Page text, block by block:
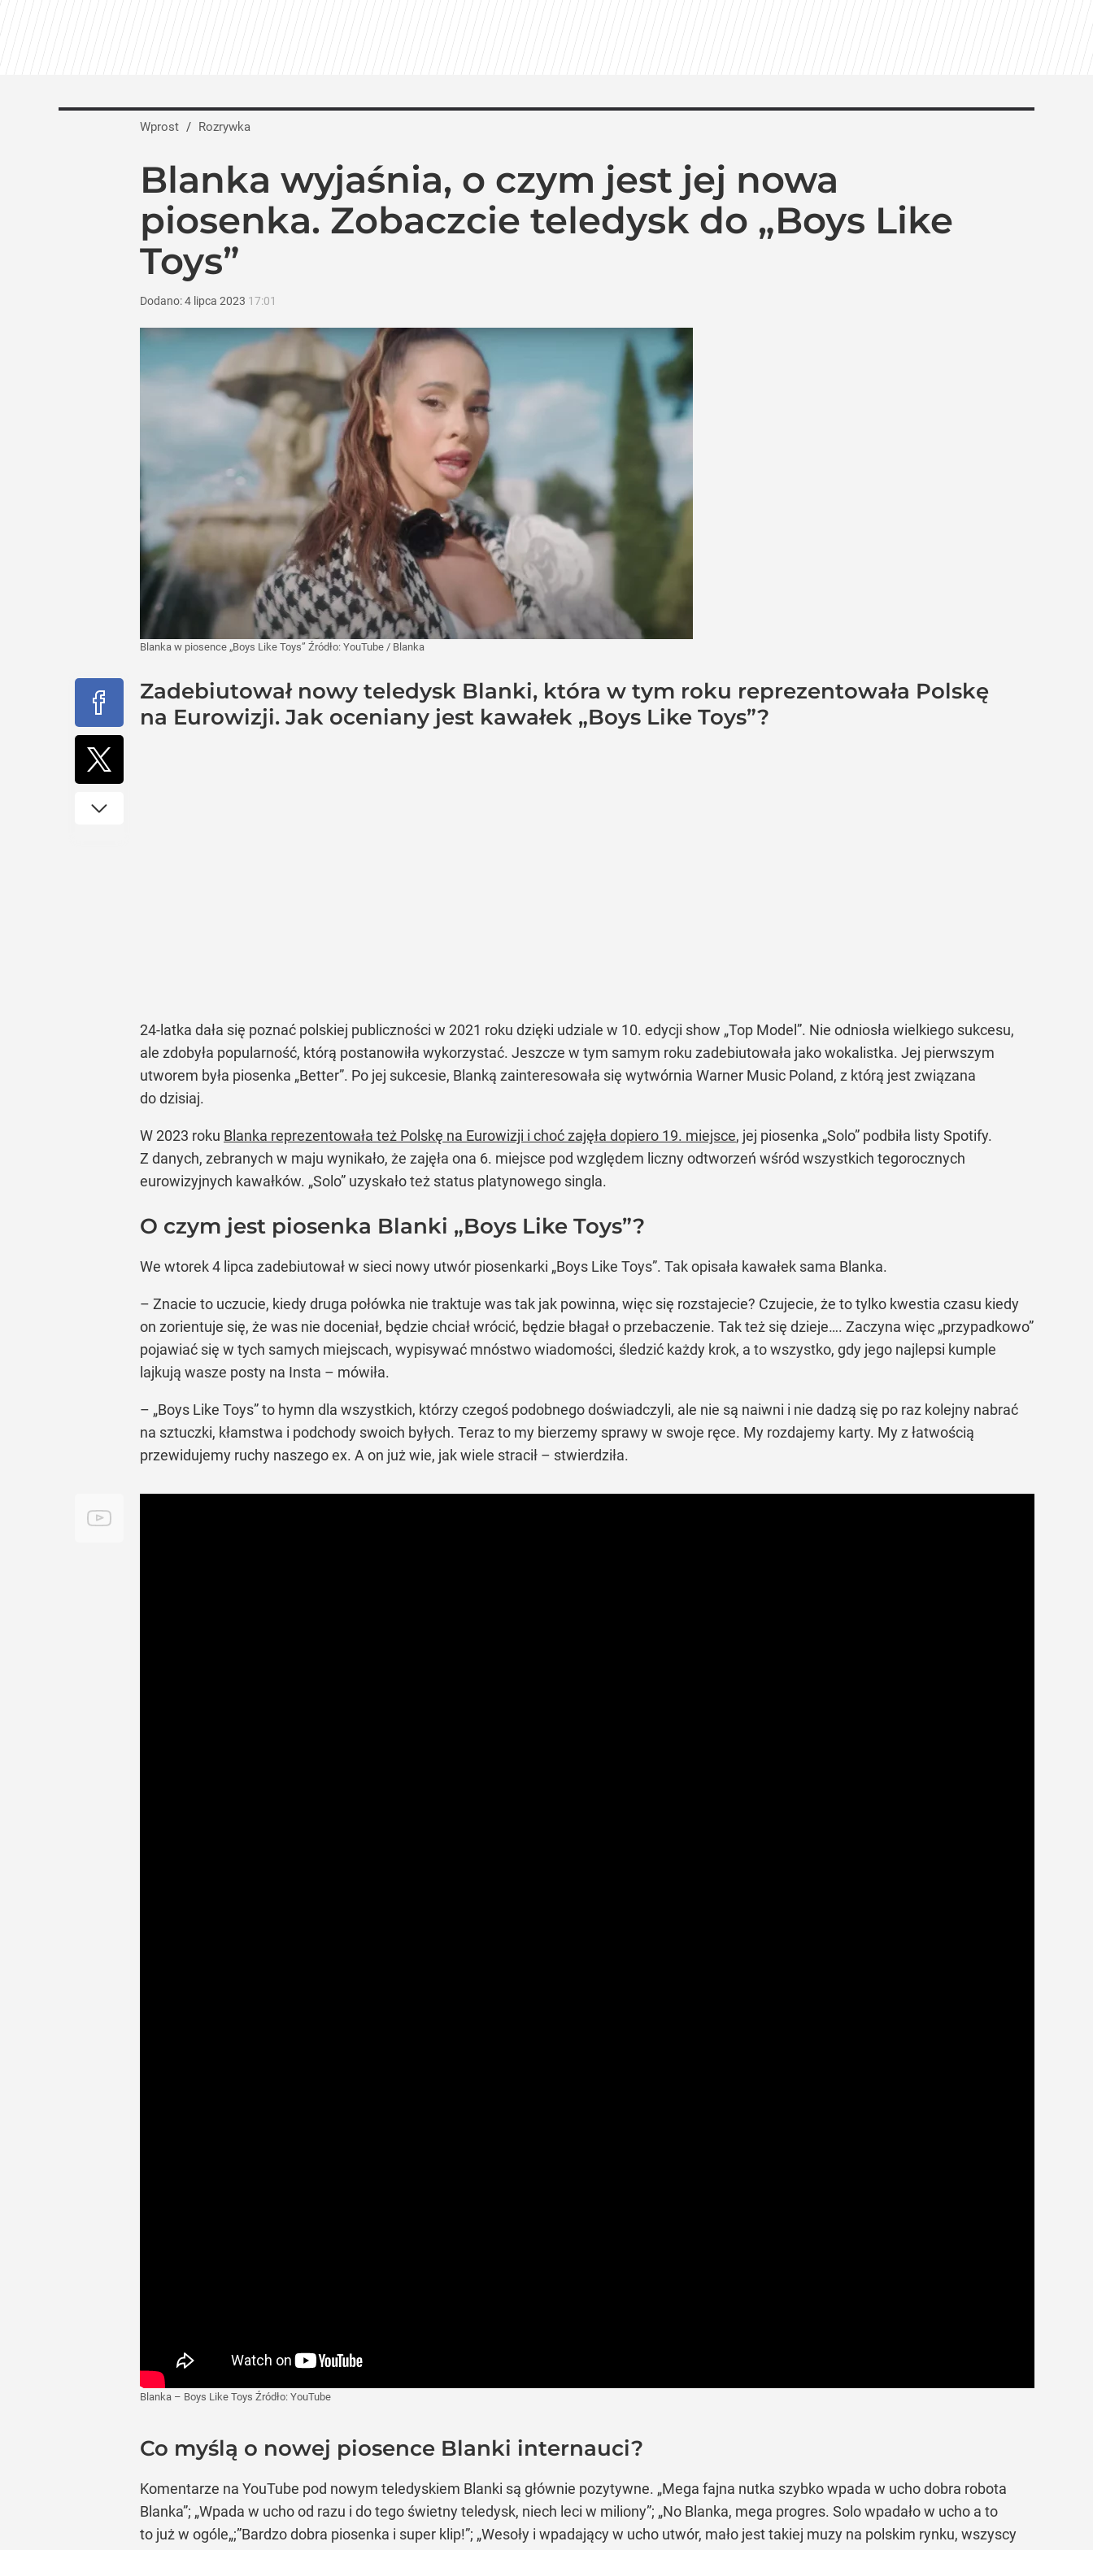
Wprost / Rozrywka
Blanka wyjaśnia, o czym jest jej nowa
piosenka. Zobaczcie teledysk do „Boys Like
Toys”
Dodano:4 lipca 2023 17:01
Blanka w piosence „Boys Like Toys” Źródło: YouTube / Blanka
Zadebiutował nowy teledysk Blanki, która w tym roku reprezentowała Polskę
na Eurowizji. Jak oceniany jest kawałek „Boys Like Toys”?
24-latka dała się poznać polskiej publiczności w 2021 roku dzięki udziale w 10. edycji show „Top Model”. Nie odniosła wielkiego sukcesu,
ale zdobyła popularność, którą postanowiła wykorzystać. Jeszcze w tym samym roku zadebiutowała jako wokalistka. Jej pierwszym
utworem była piosenka „Better”. Po jej sukcesie, Blanką zainteresowała się wytwórnia Warner Music Poland, z którą jest związana
do dzisiaj.
W 2023 roku Blanka reprezentowała też Polskę na Eurowizji i choć zajęła dopiero 19. miejsce, jej piosenka „Solo” podbiła listy Spotify.
Z danych, zebranych w maju wynikało, że zajęła ona 6. miejsce pod względem liczny odtworzeń wśród wszystkich tegorocznych
eurowizyjnych kawałków. „Solo” uzyskało też status platynowego singla.
O czym jest piosenka Blanki „Boys Like Toys”?
We wtorek 4 lipca zadebiutował w sieci nowy utwór piosenkarki „Boys Like Toys”. Tak opisała kawałek sama Blanka.
– Znacie to uczucie, kiedy druga połówka nie traktuje was tak jak powinna, więc się rozstajecie? Czujecie, że to tylko kwestia czasu kiedy
on zorientuje się, że was nie doceniał, będzie chciał wrócić, będzie błagał o przebaczenie. Tak też się dzieje…. Zaczyna więc „przypadkowo”
pojawiać się w tych samych miejscach, wypisywać mnóstwo wiadomości, śledzić każdy krok, a to wszystko, gdy jego najlepsi kumple
lajkują wasze posty na Insta – mówiła.
– „Boys Like Toys” to hymn dla wszystkich, którzy czegoś podobnego doświadczyli, ale nie są naiwni i nie dadzą się po raz kolejny nabrać
na sztuczki, kłamstwa i podchody swoich byłych. Teraz to my bierzemy sprawy w swoje ręce. My rozdajemy karty. My z łatwością
przewidujemy ruchy naszego ex. A on już wie, jak wiele stracił – stwierdziła.
Blanka – Boys Like Toys Źródło: YouTube
Co myślą o nowej piosence Blanki internauci?
Komentarze na YouTube pod nowym teledyskiem Blanki są głównie pozytywne. „Mega fajna nutka szybko wpada w ucho dobra robota
Blanka”; „Wpada w ucho od razu i do tego świetny teledysk, niech leci w miliony”; „No Blanka, mega progres. Solo wpadało w ucho a to
to już w ogóle„;”Bardzo dobra piosenka i super klip!”; „Wesoły i wpadający w ucho utwór, mało jest takiej muzy na polskim rynku, wszyscy